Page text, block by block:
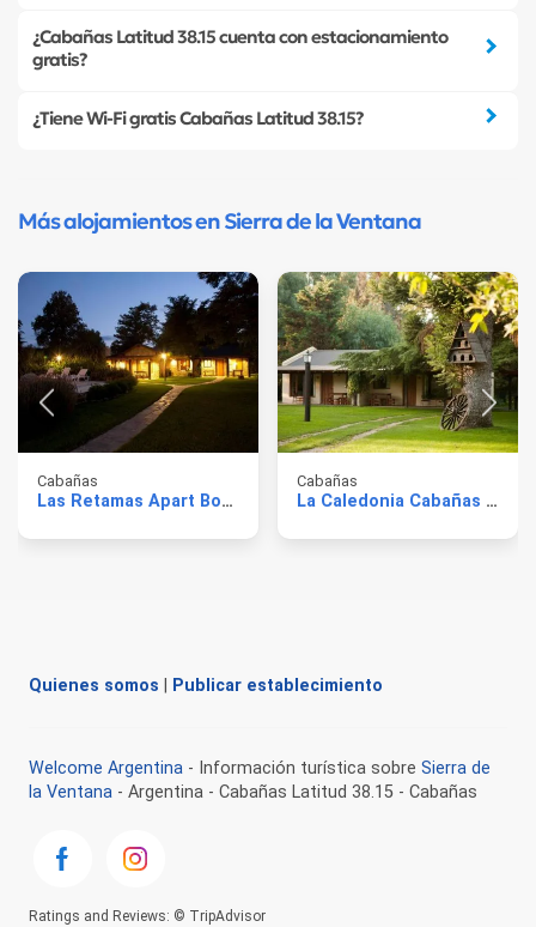
¿Cabañas Latitud 38.15 cuenta con estacionamiento
gratis?
¿Tiene Wi-Fi gratis Cabañas Latitud 38.15?
Más alojamientos en Sierra de la Ventana
Cabañas
Las Retamas Apart Boutique
Cabañas
La Caledonia Cabañas Boutique
Quienes somos Publicar establecimiento
Welcome Argentina - Información turística sobre Sierra de
la Ventana - Argentina - Cabañas Latitud 38.15 - Cabañas
Ratings and Reviews: © TripAdvisor